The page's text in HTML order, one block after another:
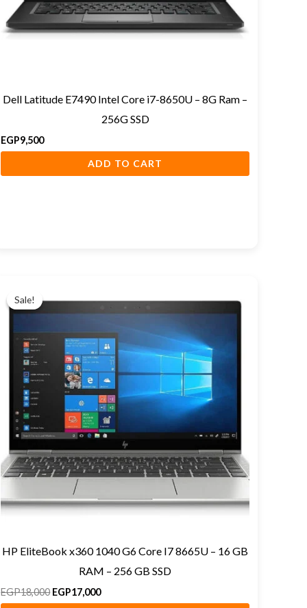
Dell Latitude E7490 Intel Core i7-8650U – 8G Ram –
256G SSD
EGP9,500
ADD TO CART
Sale!
Sale!
HP EliteBook x360 1040 G6 Core I7 8665U – 16 GB
RAM – 256 GB SSD
EGP18,000
EGP18,000.
EGP17,000
EGP17,000.